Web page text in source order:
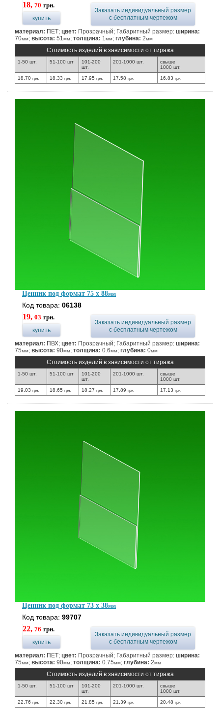
18, 70 грн.
купить
Заказать индивидуальный размер
с бесплатным чертежом
материал: ПЕТ; цвет: Прозрачный; Габаритный размер: ширина:
70мм; высота: 51 мм; толщина: 1 мм; глубина: 2мм
Стоимость изделий в зависимости от тиража
1-50 шт. 51-100 шт
101-200
шт.
201-1000 шт.
свыше
1000 шт.
18,70 грн. 18,33грн. 17,95 грн. 17,58 грн. 16,83грн.
Ценник под формат 75 x 88мм
Код товара: 06138
19, 03 грн.
купить
Заказать индивидуальный размер
с бесплатным чертежом
материал: ПВХ; цвет: Прозрачный; Габаритный размер: ширина:
75мм; высота: 90мм; толщина: 0.6мм; глубина: 0мм
Стоимость изделий в зависимости от тиража
1-50 шт. 51-100 шт
101-200
шт.
201-1000 шт.
свыше
1000 шт.
19,03 грн. 18,65грн. 18,27 грн. 17,89 грн. 17,13грн.
Ценник под формат 73 x 38мм
Код товара: 99707
22, 76 грн.
купить
Заказать индивидуальный размер
с бесплатным чертежом
материал: ПЕТ; цвет: Прозрачный; Габаритный размер: ширина:
75мм; высота: 90мм; толщина: 0.75мм; глубина: 2мм
Стоимость изделий в зависимости от тиража
1-50 шт. 51-100 шт
101-200
шт.
201-1000 шт.
свыше
1000 шт.
22,76 грн. 22,30грн. 21,85 грн. 21,39 грн. 20,48грн.